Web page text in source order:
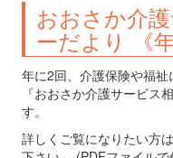
おおさか介
ーだより 《
年に2回、介護保険や福
『おおさか介護サービス
す。
詳しくご覧になりたい方